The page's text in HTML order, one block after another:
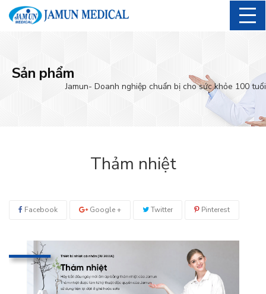
Sản phẩm
Jamun- Doanh nghiệp chuẩn bị cho sức khỏe 100 tuổi
Thảm nhiệt
Facebook Google + Twitter Pinterest